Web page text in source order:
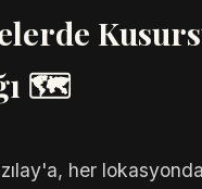
🗺️
her